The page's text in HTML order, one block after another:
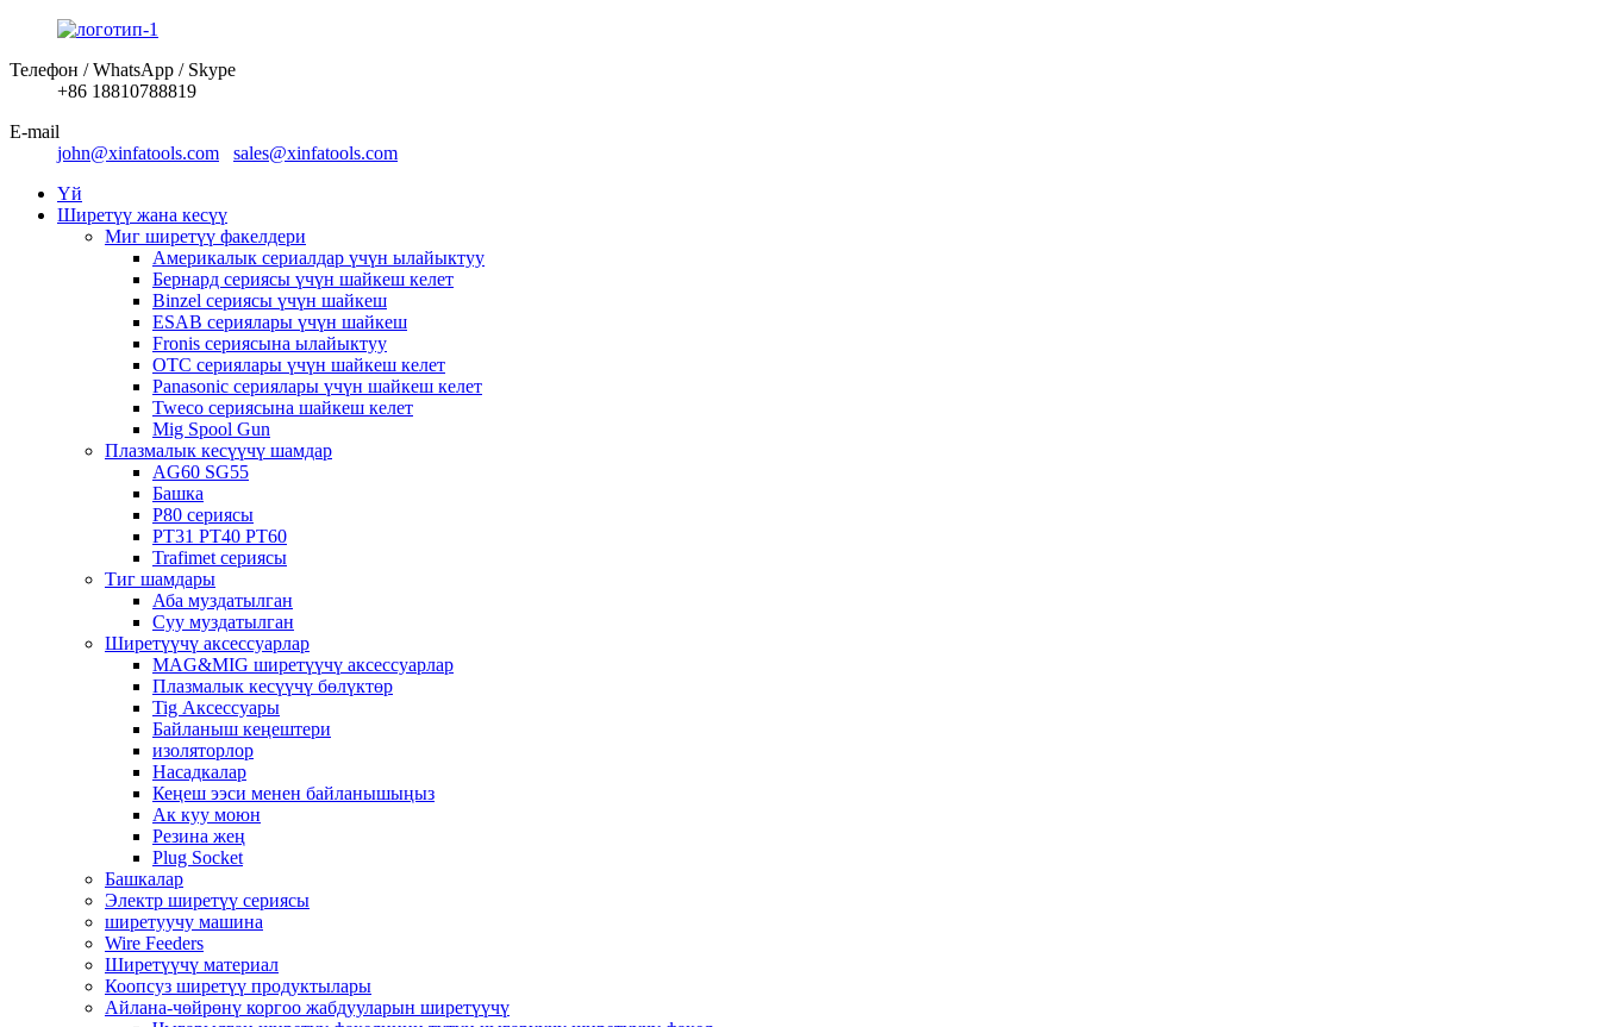
Телефон / WhatsApp / Skype
+86 18810788819
E-mail
john@xinfatools.com
sales@xinfatools.com
Үй
Ширетүү жана кесүү
Миг ширетүү факелдери
Америкалык сериалдар үчүн ылайыктуу
Бернард сериясы үчүн шайкеш келет
Binzel сериясы үчүн шайкеш
ESAB сериялары үчүн шайкеш
Fronis сериясына ылайыктуу
OTC сериялары үчүн шайкеш келет
Panasonic сериялары үчүн шайкеш келет
Tweco сериясына шайкеш келет
Mig Spool Gun
Плазмалык кесүүчү шамдар
AG60 SG55
Башка
P80 сериясы
PT31 PT40 PT60
Trafimet сериясы
Тиг шамдары
Аба муздатылган
Суу муздатылган
Ширетүүчү аксессуарлар
MAG&MIG ширетүүчү аксессуарлар
Плазмалык кесүүчү бөлүктөр
Tig Аксессуары
Байланыш кеңештери
изоляторлор
Насадкалар
Кеңеш ээси менен байланышыңыз
Ак куу моюн
Резина жең
Plug Socket
Башкалар
Электр ширетүү сериясы
ширетуучу машина
Wire Feeders
Ширетүүчү материал
Коопсуз ширетүү продуктылары
Айлана-чөйрөнү коргоо жабдууларын ширетүүчү